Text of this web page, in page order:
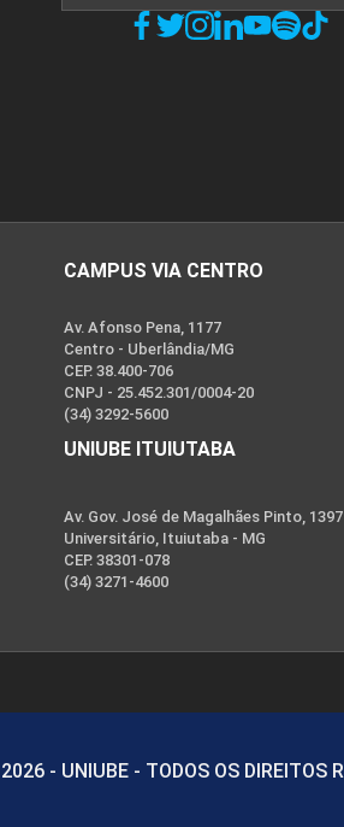
CAMPUS VIA CENTRO
Av. Afonso Pena, 1177
Centro - Uberlândia/MG
CEP. 38.400-706
CNPJ - 25.452.301/0004-20
(34) 3292-5600
UNIUBE ITUIUTABA
Av. Gov. José de Magalhães Pinto, 1397
Universitário, Ituiutaba - MG
CEP. 38301-078
(34) 3271-4600
- UNIUBE - TODOS OS DIREITOS